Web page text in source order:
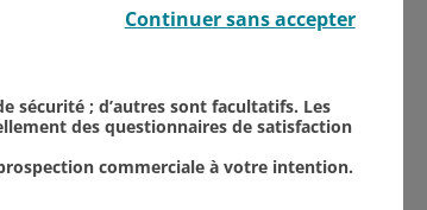
NOS ACTUALITÉS
sécurité ; d’autres sont facultatifs. Les
des questionnaires de satisfaction
commerciale à votre intention.
Continuer sans accepter